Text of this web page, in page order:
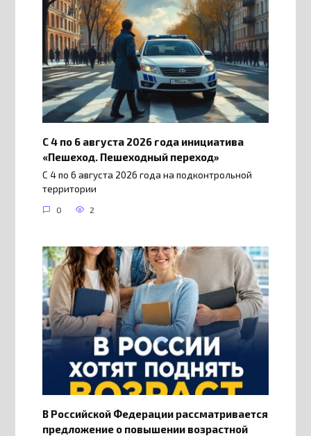
С 4 по 6 августа 2026 года инициатива
«Пешеход. Пешеходный переход»
С 4 по 6 августа 2026 года на подконтрольной
территории
0 2
В Российской Федерации рассматривается
предложение о повышении возрастной